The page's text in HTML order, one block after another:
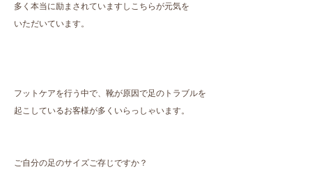
多く本当に励まされていますしこちらが元気を
いただいています。
フットケアを行う中で、靴が原因で足のトラブルを
起こしているお客様が多くいらっしゃいます。
ご自分の足のサイズご存じですか？